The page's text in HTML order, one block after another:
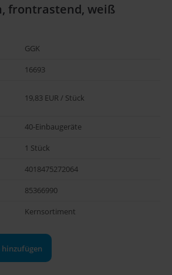
frontrastend, weiß
GGK
16693
19,83 EUR / Stück
40-Einbaugeräte
1 Stück
4018475272064
85366990
Kernsortiment